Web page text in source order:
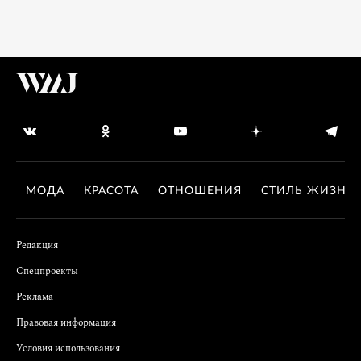
МОДА КРАСОТА ОТНОШЕНИЯ СТИЛЬ ЖИЗНИ
Редакция
Спецпроекты
Реклама
Правовая информация
Условия использования